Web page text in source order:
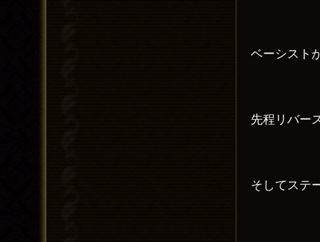
ベーシスト
先程リバー
そしてステ